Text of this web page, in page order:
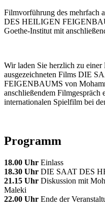
Filmvorführung des mehrfach
DES HEILIGEN
Goethe-Institut mit
Wir laden Sie herzlich zu
ausgezeichneten Films DIE
FEIGENBAUMS von
anschließendem
internationalen Spielfilm bei
Programm
18.00 Uhr Einlass
18.30 Uhr DIE SAAT DES
21.15 Uhr Diskussion mit
Maleki
22.00 Uhr Ende der